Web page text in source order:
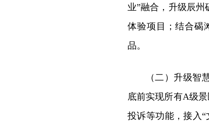
业”融合，升级辰
体验项目；结合碣
品。
（二）升级智
底前实现所有A级
投诉等功能，接入